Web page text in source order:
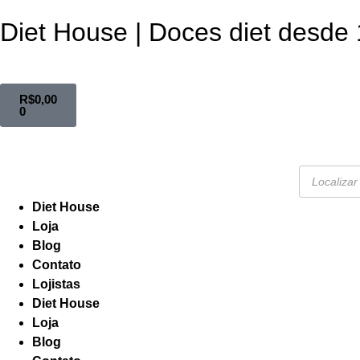
Diet House | Doces diet desde
R$0,00
0
Diet House
Loja
Blog
Contato
Lojistas
Diet House
Loja
Blog